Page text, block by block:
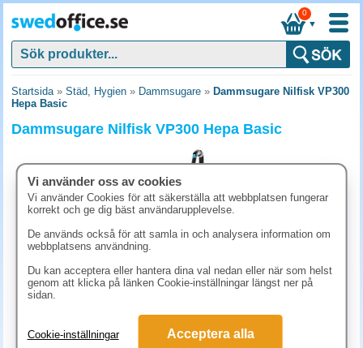
▼
0
Startsida» Städ, Hygien » Dammsugare » Dammsugare Nilfisk VP300
Hepa Basic
Dammsugare Nilfisk VP300 Hepa Basic
2486.30 kr (inkl. moms)
Vi använder oss av cookies
Vi använder Cookies för att säkerställa att webbplatsen fungerar
korrekt och ge dig bäst användarupplevelse.
De används också för att samla in och analysera information om
webbplatsens användning.
Du kan acceptera eller hantera dina val nedan eller när som helst
genom att klicka på länken Cookie-inställningar längst ner på
sidan.
Cookie-inställningar Acceptera alla